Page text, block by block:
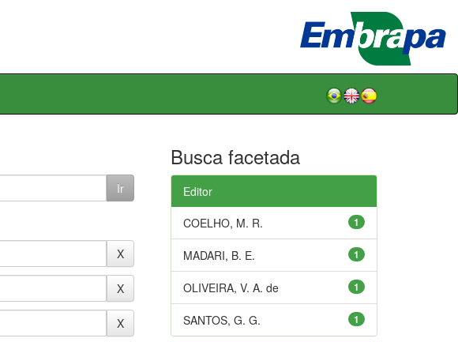
Busca facetada
Editor
1
COELHO, M. R.
1
MADARI, B. E.
1
OLIVEIRA, V. A. de
1
SANTOS, G. G.